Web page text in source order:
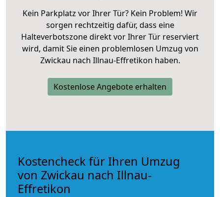
Kein Parkplatz vor Ihrer Tür? Kein Problem! Wir
sorgen rechtzeitig dafür, dass eine
Halteverbotszone direkt vor Ihrer Tür reserviert
wird, damit Sie einen problemlosen Umzug von
Zwickau nach Illnau-Effretikon haben.
Kostenlose Angebote erhalten
Kostencheck für Ihren Umzug
von Zwickau nach Illnau-
Effretikon